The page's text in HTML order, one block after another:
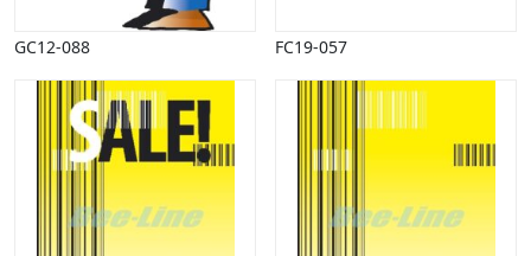
Huse, bygninger
Kærlighed, bryllup
Kommunikation, nyhedsformidling
Køretøjer
Landbrug
Lov, orden
GC12-088 FC19-057